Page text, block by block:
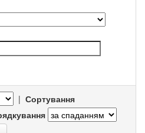
| Сортування